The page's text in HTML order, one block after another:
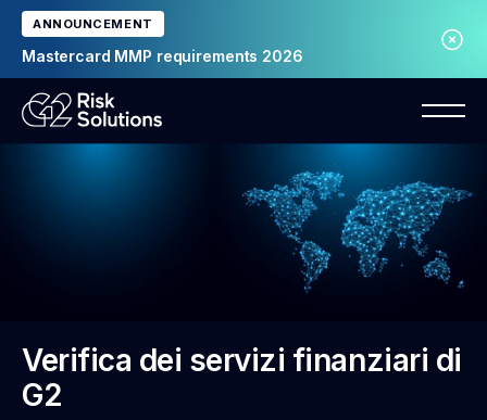
ANNOUNCEMENT
Mastercard MMP requirements 2026
Verifica dei servizi finanziari di
G2